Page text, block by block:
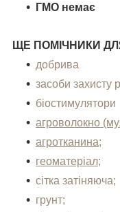
ГМО немає
ЩЕ ПОМІЧНИКИ
добрива
засоби захисту
біостимулятори
агроволокно
агротканина;
геоматеріал;
сітка затіняюча;
грунт;